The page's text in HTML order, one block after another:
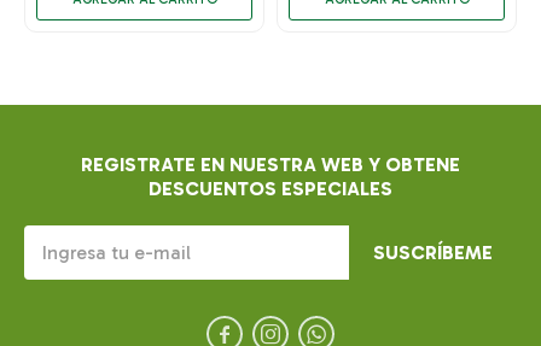
REGISTRATE EN NUESTRA WEB Y OBTENE
DESCUENTOS ESPECIALES
SUSCRÍBEME
  